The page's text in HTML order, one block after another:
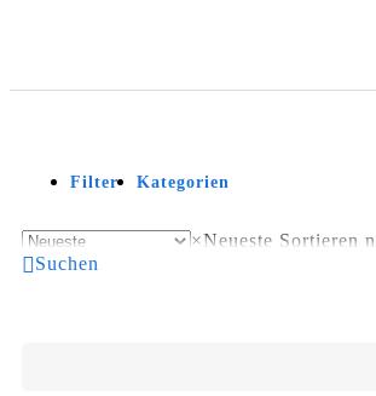
Filter Kategorien
×Neueste Sortieren
Suchen